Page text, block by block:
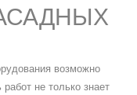
возможно
не только знает